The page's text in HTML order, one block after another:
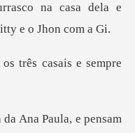
na casa dela e
os três casais e sempre
a Ana Paula, e pensam